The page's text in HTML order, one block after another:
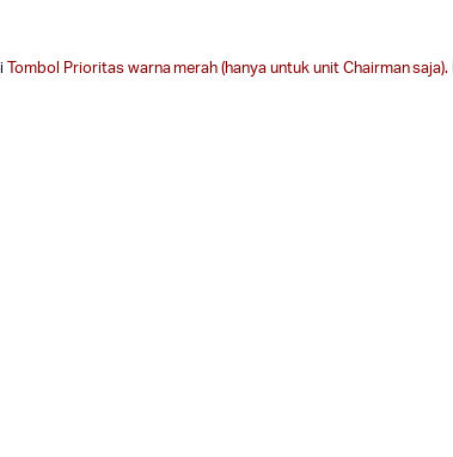
Tombol Prioritas warna merah (hanya untuk unit Chairman saja).